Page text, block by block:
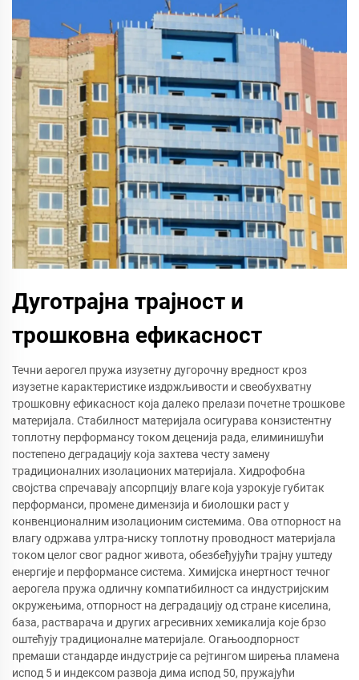
Дуготрајна трајност и
трошковна ефикасност
Течни аерогел пружа изузетну дугорочну вредност кроз
изузетне карактеристике издржљивости и свеобухватну
трошковну ефикасност која далеко прелази почетне трошкове
материјала. Стабилност материјала осигурава конзистентну
топлотну перформансу током деценија рада, елиминишући
постепено деградацију која захтева честу замену
традиционалних изолационих материјала. Хидрофобна
својства спречавају апсорпцију влаге која узрокује губитак
перформанси, промене димензија и биолошки раст у
конвенционалним изолационим системима. Ова отпорност на
влагу одржава ултра-ниску топлотну проводност материјала
током целог свог радног живота, обезбеђујући трајну уштеду
енергије и перформансе система. Химијска инертност течног
аерогела пружа одличну компатибилност са индустријским
окружењима, отпорност на деградацију од стране киселина,
база, растварача и других агресивних хемикалија које брзо
оштећују традиционалне материјале. Огањоодпорност
премаши стандарде индустрије са рејтингом ширења пламена
испод 5 и индексом развоја дима испод 50, пружајући